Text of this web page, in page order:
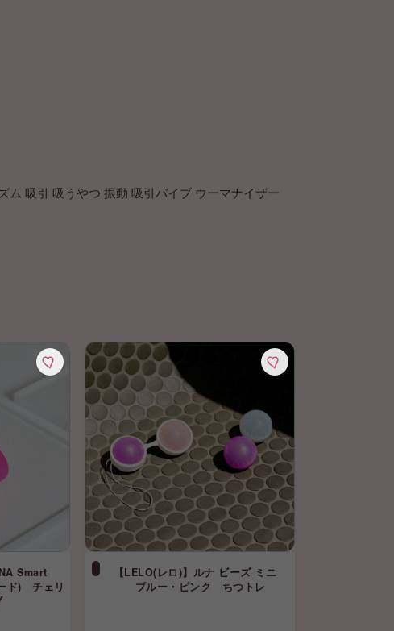
ム 吸引 吸うやつ 振動 吸引バイブ ウーマナイザー
Smart
ド) チェリ
【LELO(レロ)】ルナ ビーズ ミニ
ブルー・ピンク ちつトレ